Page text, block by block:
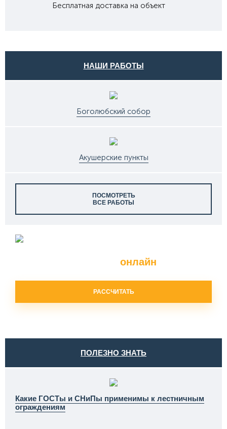
Бесплатная доставка на объект
НАШИ РАБОТЫ
Боголюбский собор
Акушерские пункты
ПОСМОТРЕТЬ
ВСЕ РАБОТЫ
онлайн
РАССЧИТАТЬ
ПОЛЕЗНО ЗНАТЬ
Какие ГОСТы и СНиПы применимы к лестничным
ограждениям